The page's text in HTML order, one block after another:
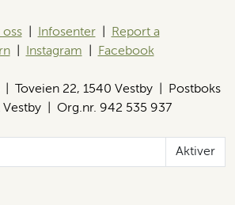
oss| Infosenter|
Report a
| Instagram Facebook
Toveien 22, 1540 Vestby | Postboks
Vestby | Org.nr. 942 535 937
Aktiver